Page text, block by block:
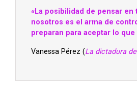
«La posibilidad de pensar en
nosotros es el arma de
preparan para aceptar lo que
Vanessa Pérez (La dictadura